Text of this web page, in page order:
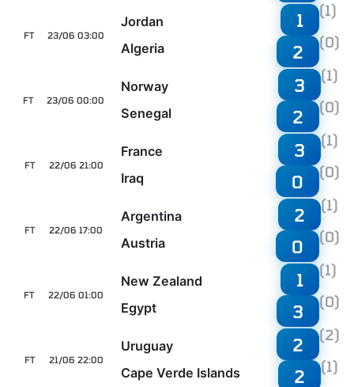
23/06 03:00
FT
Jordan
Algeria
1 (1)
2 (0)
23/06 00:00
FT
Norway
Senegal
3 (1)
2 (0)
22/06 21:00
FT
France
Iraq
3 (1)
0 (0)
22/06 17:00
FT
Argentina
Austria
2 (1)
0 (0)
22/06 01:00
FT
New Zealand
Egypt
1 (1)
3 (0)
21/06 22:00
FT
Uruguay
Cape Verde Islands
2 (2)
2 (1)